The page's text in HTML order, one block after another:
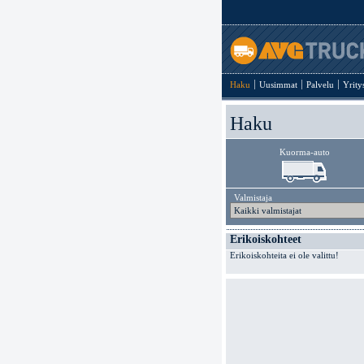
Haku Uusimmat Palvelu
Haku
Kuorma-auto
Valmistaja
Erikoiskohteet
Erikoiskohteita ei ole valittu!